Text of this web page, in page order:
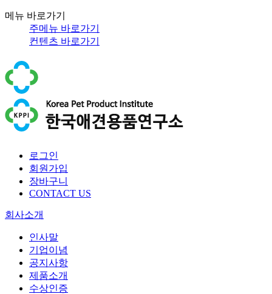
메뉴 바로가기
주메뉴 바로가기
컨텐츠 바로가기
로그인
회원가입
장바구니
CONTACT US
회사소개
인사말
기업이념
공지사항
제품소개
수상인증